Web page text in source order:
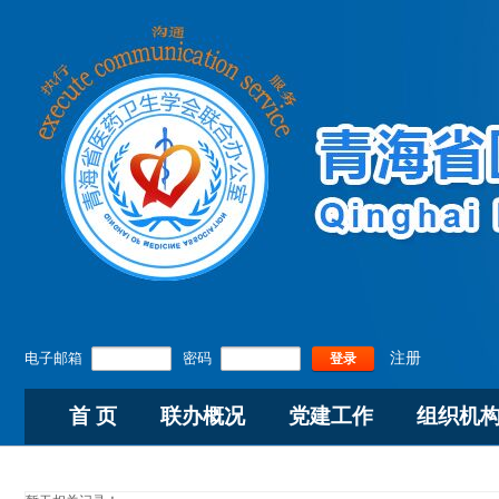
首 页 联办概况 党建工作 组织机
电子邮箱 密码 登录 注册